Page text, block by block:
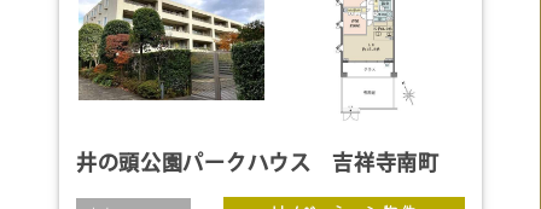
井の頭公園パークハウス 吉祥寺南町